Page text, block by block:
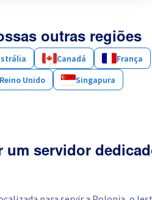
outras regiões
Canadá
França
Reino Unido Singapura
um servidor